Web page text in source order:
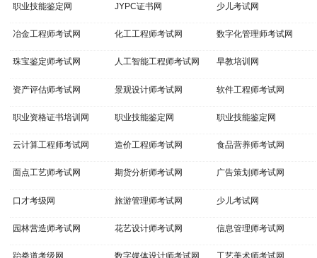
职业技能鉴定网 JYPC证书网 少儿考试网
冶金工程师考试网 化工工程师考试网 数字化管理师考试网
珠宝鉴定师考试网 人工智能工程师考试网 早教培训网
资产评估师考试网 景观设计师考试网 软件工程师考试网
职业资格证书培训网 职业技能鉴定网 职业技能鉴定网
云计算工程师考试网 造价工程师考试网 食品营养师考试网
面点工艺师考试网 期货分析师考试网 广告策划师考试网
口才考级网 旅游管理师考试网 少儿考试网
园林营造师考试网 花艺设计师考试网 信息管理师考试网